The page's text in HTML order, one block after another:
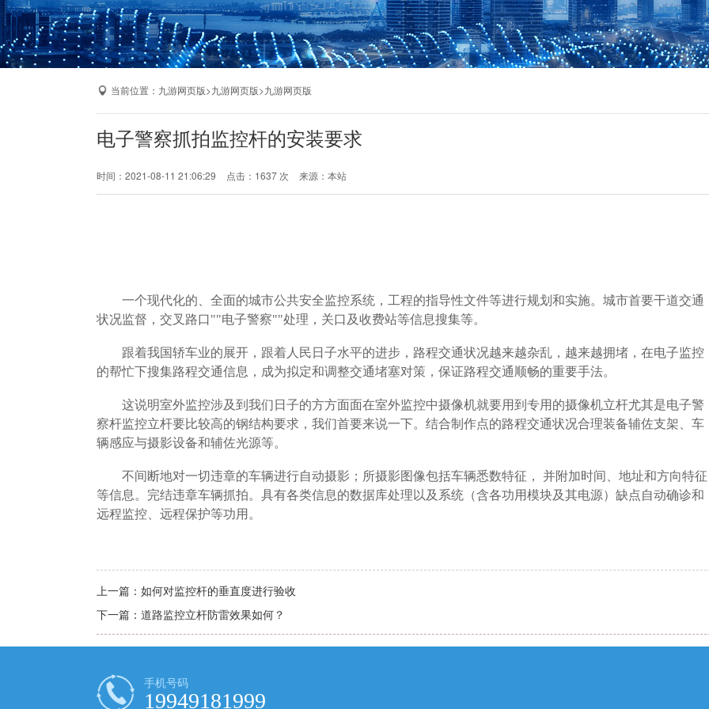
当前位置： 九游网页版>九游网页版>九游网页版
电子警察抓拍监控杆的安装要求
时间：2021-08-11 21:06:29 点击：1637 次 来源：本站
一个现代化的、全面的城市公共安全监控系统，工程的指导性文件等进行规划和实施。城市首要干道交通
状况监督，交叉路口""电子警察""处理，关口及收费站等信息搜集等。
跟着我国轿车业的展开，跟着人民日子水平的进步，路程交通状况越来越杂乱，越来越拥堵，在电子监控
的帮忙下搜集路程交通信息，成为拟定和调整交通堵塞对策，保证路程交通顺畅的重要手法。
这说明室外监控涉及到我们日子的方方面面在室外监控中摄像机就要用到专用的摄像机立杆尤其是电子警
察杆监控立杆要比较高的钢结构要求，我们首要来说一下。结合制作点的路程交通状况合理装备辅佐支架、车
辆感应与摄影设备和辅佐光源等。
不间断地对一切违章的车辆进行自动摄影；所摄影图像包括车辆悉数特征， 并附加时间、地址和方向特征
等信息。完结违章车辆抓拍。具有各类信息的数据库处理以及系统（含各功用模块及其电源）缺点自动确诊和
远程监控、远程保护等功用。
上一篇： 如何对监控杆的垂直度进行验收
下一篇： 道路监控立杆防雷效果如何？
手机号码
19949181999